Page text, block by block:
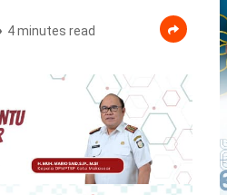
4 minutes read